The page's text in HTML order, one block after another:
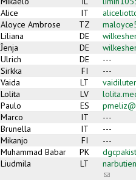
Alice IT
Aloyce Ambrose TZ
Liliana DE
Ĵenja DE
Ulrich DE
---
Sirkka FI
---
Vaida LT
Lolita LV
Paulo ES
Marco IT
---
Brunella IT
---
Mikanjo FI
---
Muhammad Babar PK
Liudmila LT
(link